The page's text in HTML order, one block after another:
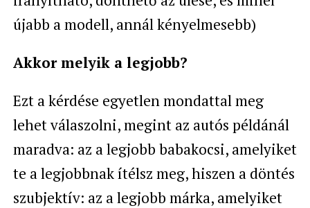
újabb a modell, annál kényelmesebb)
Akkor melyik a legjobb?
Ezt a kérdése egyetlen mondattal meg
lehet válaszolni, megint az autós példánál
maradva: az a legjobb babakocsi, amelyiket
te a legjobbnak ítélsz meg, hiszen a döntés
szubjektív: az a legjobb márka, amelyiket